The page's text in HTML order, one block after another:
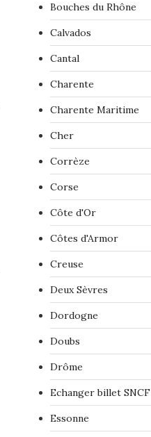
Bouches du Rhône
Calvados
Cantal
Charente
Charente Maritime
Cher
Corrèze
Corse
Côte d'Or
Côtes d'Armor
Creuse
Deux Sèvres
Dordogne
Doubs
Drôme
Echanger billet SNCF
Essonne